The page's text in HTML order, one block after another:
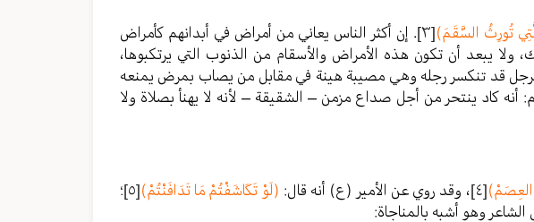
تُورِثُ السَّقَمَ)[٣]
. إن أكثر الناس يعاني من أمراض في أبدانهم كأمراض
يبعد أن تكون هذه الأمراض والأسقام من الذنوب التي يرتكبوها،
قد تنكسر رجله وهي مصيبة هينة في مقابل من يصاب بمرض يمنعه
كاد ينتحر من أجل صداع مزمن – الشقيقة – لأنه لا يهنأ بصلاة ولا
العِصَمْ)[٤] ، وقد روي عن الأمير (ع) أنه قال: (لَوْ تَكَاشَفْتُمْ مَا تَدَافَنْتُمْ)[٥]
؛
وهو أشبه بالمناجاة: